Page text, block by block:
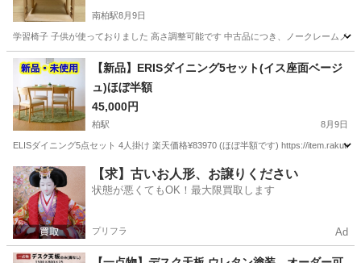
南柏駅8月9日
学習椅子 子供が使っておりました 高さ調整可能です 中古品につき、ノークレームノ
千葉 柏市 南柏駅
【新品】ERISダイニング5セット(イス座面ベージ
ュ)ほぼ半額
45,000円
柏駅 8月9日
ELISダイニング5点セット 4人掛け 楽天価格¥83970 (ほぼ半額です) https://
千葉 柏市 柏駅 テーブル ダイニング
【求】古いお人形、お譲りください
状態が悪くてもOK！最大限買取します
プリフラ Ad